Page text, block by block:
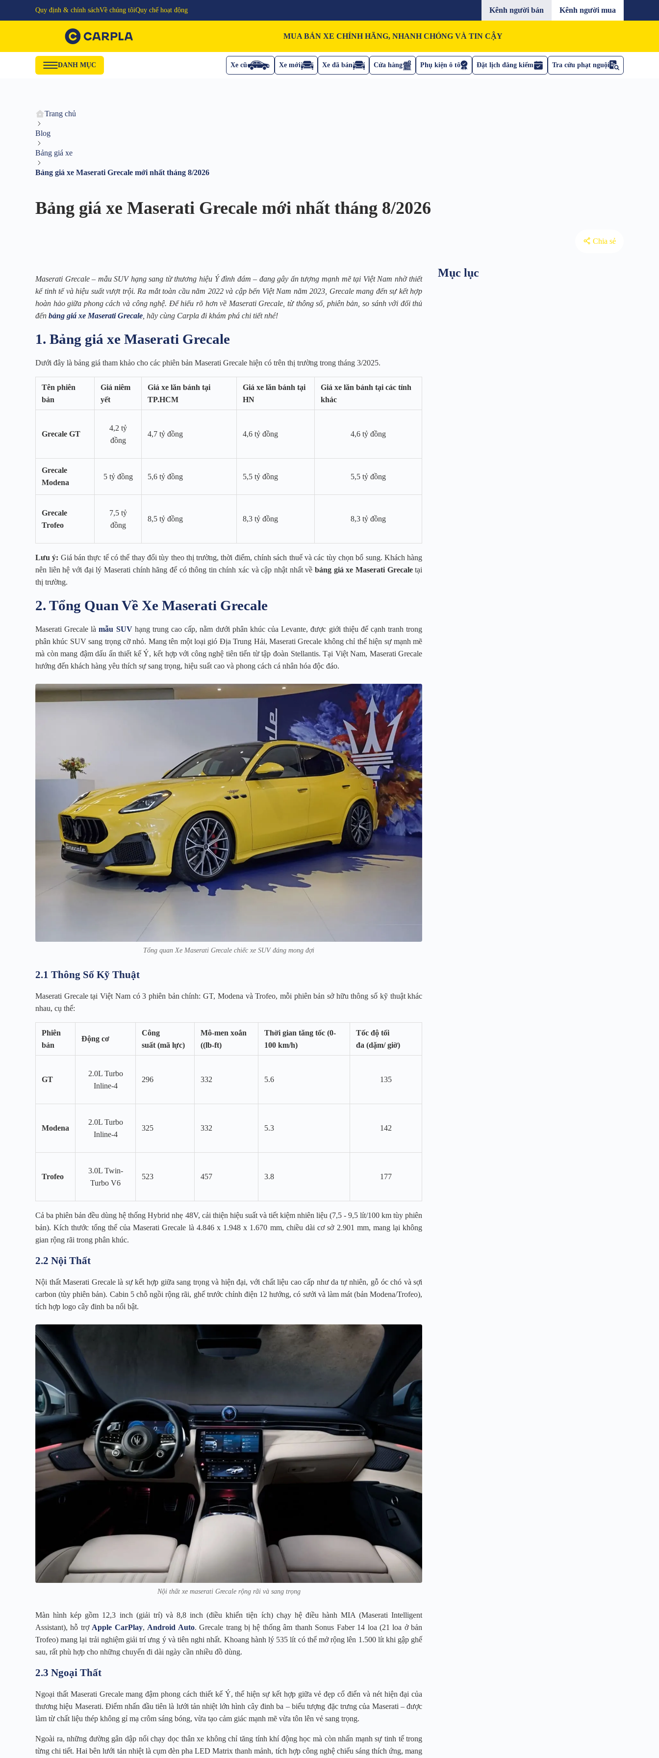
Quy định & chính sáchVề chúng tôiQuy chế hoạt động Kênh người bán Kênh người mua
MUA BÁN XE CHÍNH HÃNG, NHANH CHÓNG VÀ TIN CẬY
DANH MỤC Xe cũ Xe mới Xe đã bán Cửa hàng Phụ kiện ô tô Đặt lịch đăng kiểm Tra cứu phạt nguội
Trang chủ
Blog
Bảng giá xe
Bảng giá xe Maserati Grecale mới nhất tháng 8/2026
Bảng giá xe Maserati Grecale mới nhất tháng 8/2026
Chia sẻ
Maserati Grecale – mẫu SUV hạng sang từ thương hiệu Ý đình đám – đang gây ấn tượng mạnh mẽ tại Việt Nam nhờ thiết
kế tinh tế và hiệu suất vượt trội. Ra mắt toàn cầu năm 2022 và cập bến Việt Nam năm 2023, Grecale mang đến sự kết hợp
hoàn hảo giữa phong cách và công nghệ. Để hiểu rõ hơn về Maserati Grecale, từ thông số, phiên bản, so sánh với đối thủ
đến bảng giá xe Maserati Grecale , hãy cùng Carpla đi khám phá chi tiết nhé!
1. Bảng giá xe Maserati Grecale
Dưới đây là bảng giá tham khảo cho các phiên bản Maserati Grecale hiện có trên thị trường trong tháng 3/2025.
Tên phiên
bản
Giá niêm
yết
Giá xe lăn bánh tại
TP.HCM
Giá xe lăn bánh tại
HN
Giá xe lăn bánh tại các tỉnh
khác
Grecale GT
4,2 tỷ
đồng
4,7 tỷ đồng 4,6 tỷ đồng 4,6 tỷ đồng
Grecale
Modena
5 tỷ đồng 5,6 tỷ đồng 5,5 tỷ đồng 5,5 tỷ đồng
Grecale
Trofeo
7,5 tỷ
đồng
8,5 tỷ đồng 8,3 tỷ đồng 8,3 tỷ đồng
Lưu ý: Giá bán thực tế có thể thay đổi tùy theo thị trường, thời điểm, chính sách thuế và các tùy chọn bổ sung. Khách hàng
nên liên hệ với đại lý Maserati chính hãng để có thông tin chính xác và cập nhật nhất vềbảng giá xe Maserati Grecaletại
thị trường.
2. Tổng Quan Về Xe Maserati Grecale
Maserati Grecale làmẫu SUVhạng trung cao cấp, nằm dưới phân khúc của Levante, được giới thiệu để cạnh tranh trong
phân khúc SUV sang trọng cỡ nhỏ. Mang tên một loại gió Địa Trung Hải, Maserati Grecale không chỉ thể hiện sự mạnh mẽ
mà còn mang đậm dấu ấn thiết kế Ý, kết hợp với công nghệ tiên tiến từ tập đoàn Stellantis. Tại Việt Nam, Maserati Grecale
hướng đến khách hàng yêu thích sự sang trọng, hiệu suất cao và phong cách cá nhân hóa độc đáo.
Tổng quan Xe Maserati Grecale chiếc xe SUV đáng mong đợi
2.1 Thông Số Kỹ Thuật
Maserati Grecale tại Việt Nam có 3 phiên bản chính: GT, Modena và Trofeo, mỗi phiên bản sở hữu thông số kỹ thuật khác
nhau, cụ thể:
Phiên
bản
Động cơ
Công
suất (mã lực)
Mô-men xoắn
((lb-ft)
Thời gian tăng tốc (0-
100 km/h)
Tốc độ tối
đa (dặm/ giờ)
GT
2.0L Turbo
Inline-4
296 332 5.6 135
Modena
2.0L Turbo
Inline-4
325 332 5.3 142
Trofeo
3.0L Twin-
Turbo V6
523 457 3.8 177
Cả ba phiên bản đều dùng hệ thống Hybrid nhẹ 48V, cải thiện hiệu suất và tiết kiệm nhiên liệu (7,5 - 9,5 lít/100 km tùy phiên
bản). Kích thước tổng thể của Maserati Grecale là 4.846 x 1.948 x 1.670 mm, chiều dài cơ sở 2.901 mm, mang lại không
gian rộng rãi trong phân khúc.
2.2 Nội Thất
Nội thất Maserati Grecale là sự kết hợp giữa sang trọng và hiện đại, với chất liệu cao cấp như da tự nhiên, gỗ óc chó và sợi
carbon (tùy phiên bản). Cabin 5 chỗ ngồi rộng rãi, ghế trước chỉnh điện 12 hướng, có sưởi và làm mát (bản Modena/Trofeo),
tích hợp logo cây đinh ba nổi bật.
Nội thất xe maserati Grecale rộng rãi và sang trọng
Màn hình kép gồm 12,3 inch (giải trí) và 8,8 inch (điều khiển tiện ích) chạy hệ điều hành MIA (Maserati Intelligent
Assistant), hỗ trợApple CarPlay,Android Auto. Grecale trang bị hệ thống âm thanh Sonus Faber 14 loa (21 loa ở bản
Trofeo) mang lại trải nghiệm giải trí ưng ý và tiên nghi nhất. Khoang hành lý 535 lít có thể mở rộng lên 1.500 lít khi gập ghế
sau, rất phù hợp cho những chuyến đi dài ngày cần nhiều đồ dùng.
2.3 Ngoại Thất
Ngoại thất Maserati Grecale mang đậm phong cách thiết kế Ý, thể hiện sự kết hợp giữa vẻ đẹp cổ điển và nét hiện đại của
thương hiệu Maserati. Điểm nhấn đầu tiên là lưới tản nhiệt lớn hình cây đinh ba – biểu tượng đặc trưng của Maserati – được
làm từ chất liệu thép không gỉ mạ crôm sáng bóng, vừa tạo cảm giác mạnh mẽ vừa tôn lên vẻ sang trọng.
Ngoài ra, những đường gân dập nổi chạy dọc thân xe không chỉ tăng tính khí động học mà còn nhấn mạnh sự tinh tế trong
từng chi tiết. Hai bên lưới tản nhiệt là cụm đèn pha LED Matrix thanh mảnh, tích hợp công nghệ chiếu sáng thích ứng, mang
Mục lục